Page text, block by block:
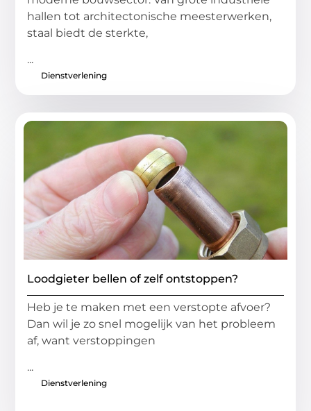
hallen tot architectonische meesterwerken,
staal biedt de sterkte,
...
Dienstverlening
Loodgieter bellen of zelf ontstoppen?
Heb je te maken met een verstopte afvoer?
Dan wil je zo snel mogelijk van het probleem
af, want verstoppingen
...
Dienstverlening